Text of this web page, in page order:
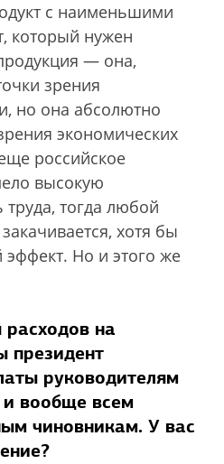
с наименьшими
который нужен
— она,
зрения
но она абсолютно
экономических
российское
высокую
труда, тогда любой
хотя бы
Но и этого же
на
президент
руководителям
вообще всем
чиновникам. У вас